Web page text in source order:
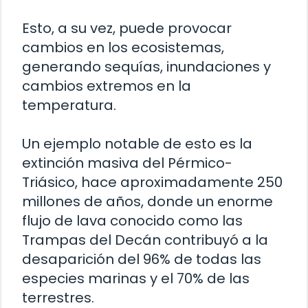
Esto, a su vez, puede provocar
cambios en los ecosistemas,
generando sequías, inundaciones y
cambios extremos en la
temperatura.
Un ejemplo notable de esto es la
extinción masiva del Pérmico-
Triásico, hace aproximadamente 250
millones de años, donde un enorme
flujo de lava conocido como las
Trampas del Decán contribuyó a la
desaparición del 96% de todas las
especies marinas y el 70% de las
terrestres.